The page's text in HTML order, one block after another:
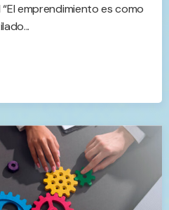
emprendimiento es como